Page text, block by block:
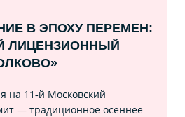
В ЭПОХУ ПЕРЕМЕН:
ЛИЦЕНЗИОННЫЙ
на 11‑й Московский
— традиционное осеннее